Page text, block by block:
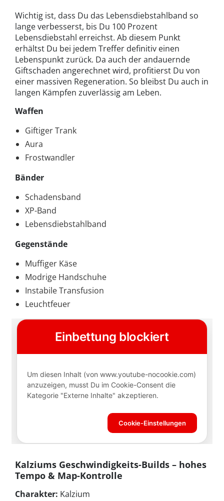
Wichtig ist, dass Du das Lebensdiebstahlband so
lange verbesserst, bis Du 100 Prozent
Lebensdiebstahl erreichst. Ab diesem Punkt
erhältst Du bei jedem Treffer definitiv einen
Lebenspunkt zurück. Da auch der andauernde
Giftschaden angerechnet wird, profitierst Du von
einer massiven Regeneration. So bleibst Du auch in
langen Kämpfen zuverlässig am Leben.
Waffen
Giftiger Trank
Aura
Frostwandler
Bänder
Schadensband
XP-Band
Lebensdiebstahlband
Gegenstände
Muffiger Käse
Modrige Handschuhe
Instabile Transfusion
Leuchtfeuer
Kalziums Geschwindigkeits-Builds – hohes
Tempo & Map-Kontrolle
Charakter: Kalzium